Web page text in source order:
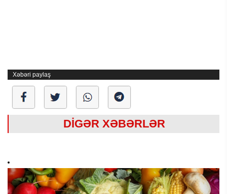
Xəbəri paylaş
DİGƏR XƏBƏRLƏR